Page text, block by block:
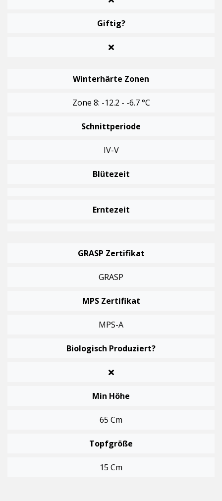
Giftig?
Winterhärte Zonen
Zone 8: -12.2 - -6.7 °C
Schnittperiode
IV-V
Blütezeit
Erntezeit
GRASP Zertifikat
GRASP
MPS Zertifikat
MPS-A
Biologisch Produziert?
Min Höhe
65 Cm
Topfgröße
15 Cm